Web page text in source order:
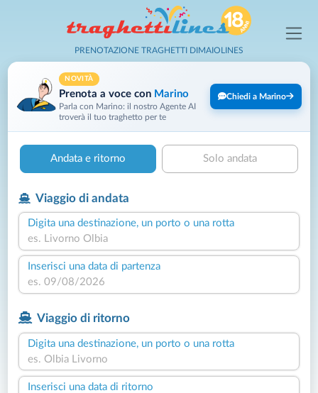
PRENOTAZIONE TRAGHETTI DIMAIOLINES
NOVITÀ
Prenota a voce con Marino
Parla con Marino: il nostro Agente AI
troverà il tuo traghetto per te
Chiedi a Marino
Andata e ritorno Solo andata
Viaggio di andata
Digita una destinazione, un porto o una rotta
Inserisci una data di partenza
Viaggio di ritorno
Digita una destinazione, un porto o una rotta
Inserisci una data di ritorno